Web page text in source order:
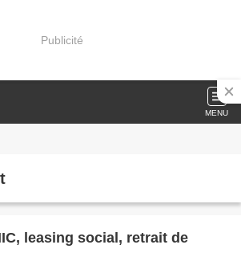
Publicité
MENU
leasing social, retrait de